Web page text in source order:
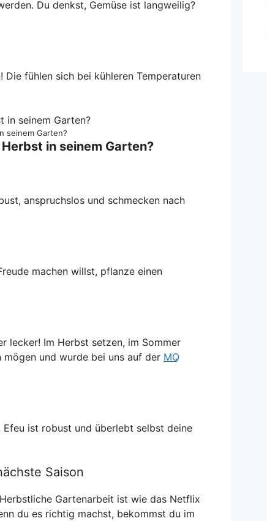
Du denkst, Gemüse ist langweilig?
Die fühlen sich bei kühleren Temperaturen
seinem Garten?
in seinem Garten?
anspruchslos und schmecken nach
machen willst, pflanze einen
lecker! Im Herbst setzen, im Sommer
und wurde bei uns auf der MQ
ist robust und überlebt selbst deine
Saison
Gartenarbeit ist wie das Netflix
du es richtig machst, bekommst du im